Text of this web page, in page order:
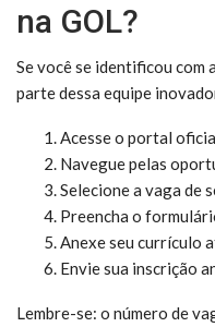
na GOL?
Se você se identificou com
parte dessa equipe
Acesse o portal
Navegue pelas
Selecione a vaga de
Preencha o
Anexe seu currículo
Envie sua inscrição
Lembre-se: o número de